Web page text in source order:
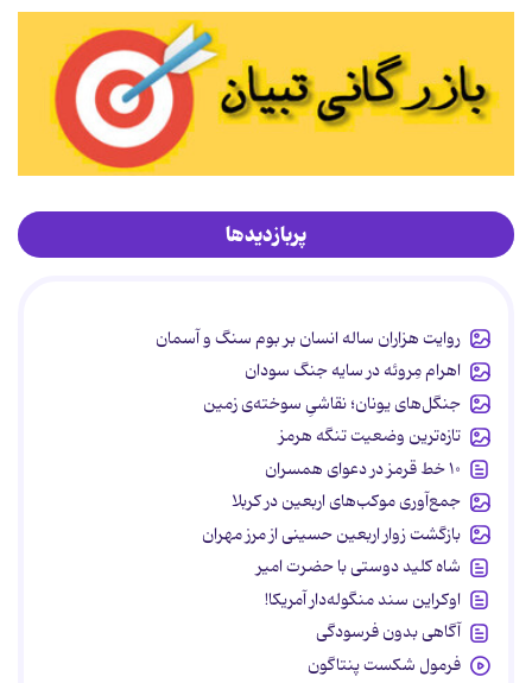
پربازدیدها
روایت هزاران ساله انسان بر بوم سنگ و آسمان
اهرام مِروئه در سایه جنگ سودان
جنگل‌های یونان؛ نقاشیِ سوخته‌ی زمین
تازه‌ترین وضعیت تنگه هرمز
۱۰ خط قرمز در دعوای همسران
جمع‌آوری موکب‌های اربعین در کربلا
بازگشت زوار اربعین حسینی از مرز مهران
شاه کلید دوستی با حضرت امیر
اوکراین سند منگوله‌دار آمریکا!
آگاهی بدون فرسودگی
فرمول شکست پنتاگون